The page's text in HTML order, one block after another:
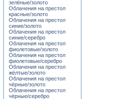
зелёные/золото
Облачения на престол
красные/золото
Облачения на престол
синие/золото
Облачения на престол
синие/серебро
Облачения на престол
фиолетовые/золото
Облачения на престол
фиолетовые/серебро
Облачения на престол
жёлтые/золото
Облачения на престол
чёрные/золото
Облачения на престол
чёрные/серебро